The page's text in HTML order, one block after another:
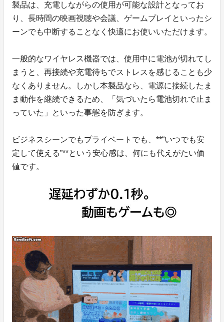
製品は、充電しながらの使用が可能な設計となってお
り、長時間の映画視聴や会議、ゲームプレイといったシ
ーンでも中断することなく快適にお使いいただけます。
一般的なワイヤレス機器では、使用中に電池が切れてし
まうと、再接続や充電待ちでストレスを感じることも少
なくありません。しかし本製品なら、電源に接続したま
ま動作を継続できるため、「気づいたら電池切れで止ま
っていた」といった事態を防ぎます。
ビジネスシーンでもプライベートでも、**“いつでも安
定して使える”**という安心感は、何にも代えがたい価
値です。